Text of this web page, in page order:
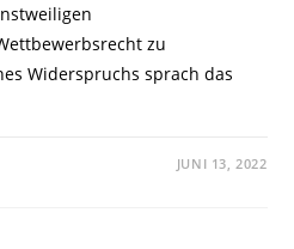
zu
Widerspruchs sprach das
JUNI 13, 2022